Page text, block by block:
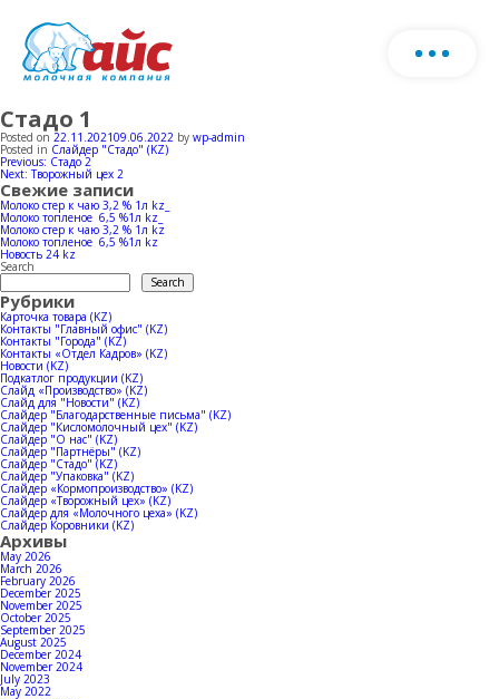
Өнімдерінің каталогын жүктеп алыңыз
Біз туралы
Өнім
Сүт өнімдері
Балмұздақ
Horeca
Ферма
Табын
Сиыр қоралары
Өндіріс
Сүт өндірісі
Балмұздақ өндірісі
Жаңалықтар
Сатылым географиясы
Байланыстар
Стадо 1
Posted on 22.11.202109.06.2022 by wp-admin
Posted in Слайдер "Стадо" (KZ)
Post
navigation
Previous: Стадо 2
Next: Творожный цех 2
Свежие записи
Молоко стер к чаю 3,2 % 1л kz_
Молоко топленое 6,5 %1л kz_
Молоко стер к чаю 3,2 % 1л kz
Молоко топленое 6,5 %1л kz
Новость 24 kz
Search
Search
Рубрики
Карточка товара (KZ)
Контакты "Главный офис" (KZ)
Контакты "Города" (KZ)
Контакты «Отдел Кадров» (KZ)
Новости (KZ)
Подкатлог продукции (KZ)
Слайд «Производство» (KZ)
Слайд для "Новости" (KZ)
Слайдер "Благодарственные письма" (KZ)
Слайдер "Кисломолочный цех" (KZ)
Слайдер "О нас" (KZ)
Слайдер "Партнёры" (KZ)
Слайдер "Стадо" (KZ)
Слайдер "Упаковка" (KZ)
Слайдер «Кормопроизводство» (KZ)
Слайдер «Творожный цех» (KZ)
Слайдер для «Молочного цеха» (KZ)
Слайдер Коровники (KZ)
Архивы
May 2026
March 2026
February 2026
December 2025
November 2025
October 2025
September 2025
August 2025
December 2024
November 2024
July 2023
May 2022